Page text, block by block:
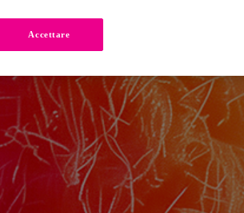
Accettare